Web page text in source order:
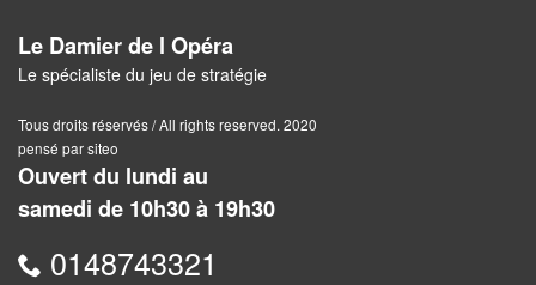
Le Damier de l Opéra
Le spécialiste du jeu de stratégie
Tous droits réservés / All rights reserved. 2020
pensé par siteo
Ouvert du lundi au
samedi de 10h30 à 19h30
0148743321